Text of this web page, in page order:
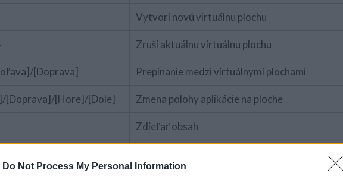
Do Not Process My Personal Information
Vytvorí novú virtuálnu plochu
Zruší aktuálnu virtuálnu plochu
[Doprava] Prepínanie medzi virtuálnymi plochami
[Doprava]/[Hore]/[Dole] Zmena polohy aplikácie na ploche
Zdieľať obsah
Pripojenie k bezdrôtovým obrazovkám a audio
zariadeniam